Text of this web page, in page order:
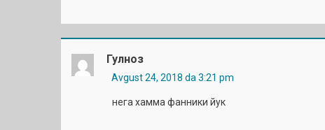
Гулноз
Avgust 24, 2018 da 3:21 pm
нега хамма фанники йук